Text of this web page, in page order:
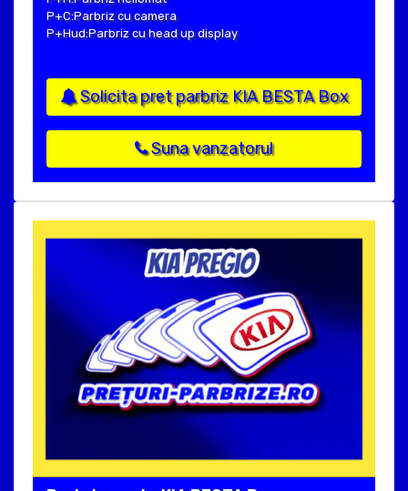
P+C:Parbriz cu camera
P+Hud:Parbriz cu head up display
Solicita pret parbriz KIA BESTA Box
Suna vanzatorul